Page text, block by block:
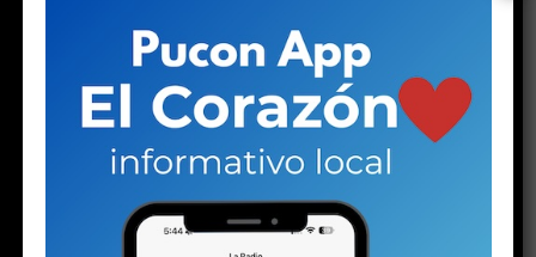
NO TE PIERDAS
Solo a los 16: la vida del joven detenido con un arma y
drogas en la investigación por la riña escolar
ESTO PODRÍA GUSTARTE